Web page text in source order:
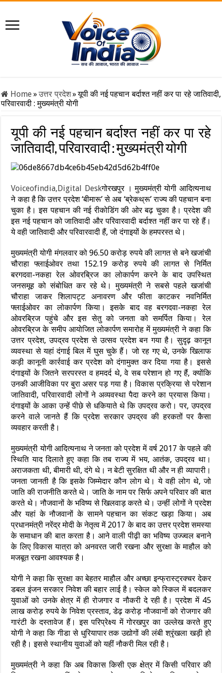
Home» उत्तर प्रदेश»यूपी की नई पहचान बर्दाश्त नहीं कर पा रहे जातिवादी,
परिवारवादी : मुख्यमंत्री योगी
यूपी की नई पहचान बर्दाश्त नहीं कर पा रहे
जातिवादी, परिवारवादी : मुख्यमंत्री योगी
Voiceofindia,Digital Deskगोरखपुर । मुख्यमंत्री योगी आदित्यनाथ
ने कहा है कि उत्तर प्रदेश ‘बीमारू’ से अब ‘ब्रेकथ्रू’ राज्य की पहचान बना
चुका है। इस पहचान की नई रीकोडिंग की ओर बढ़ चुका है। प्रदेश की
इस नई पहचान को जातिवादी और परिवारवादी बर्दाश्त नहीं कर पा रहे हैं।
ये वही जातिवादी और परिवारवादी हैं, जो दंगाइयों के हमपरस्त थे।
मुख्यमंत्री योगी मंगलवार को 96.50 करोड़ रुपये की लागत से बने खजांची
चौराहा फ्लाईओवर तथा 152.19 करोड़ रुपये की लागत से निर्मित
बरगदवा-नकहा रेल ओवरब्रिज का लोकार्पण करने के बाद उपस्थित
जनसमूह को संबोधित कर रहे थे। मुख्यमंत्री ने सबसे पहले खजांची
चौराहा जाकर शिलापट्ट अनावरण और फीता काटकर नवनिर्मित
फ्लाईओवर का लोकार्पण किया। इसके बाद वह बरगदवा-नकहा रेल
ओवरब्रिज पहुंचे और इस सेतु को जनता को समर्पित किया। रेल
ओवरब्रिज के समीप आयोजित लोकार्पण समारोह में मुख्यमंत्री ने कहा कि
उत्तर प्रदेश, उपद्रव प्रदेश से उत्सव प्रदेश बन गया है। सुदृढ़ कानून
व्यवस्था से यहां दंगाई बिल में घुस चुके हैं। जो रह गए थे, उनके खिलाफ
कड़ी कानूनी कार्रवाई कर प्रदेश को दंगामुक्त कर दिया गया है। इससे
दंगाइयों के जितने सरपरस्त व हमदर्द थे, वे सब परेशान हो गए हैं, क्योंकि
उनकी आजीविका पर बुरा असर पड़ गया है। विकास प्रक्रिया से परेशान
जातिवादी, परिवारवादी लोगों ने अव्यवस्था पैदा करने का प्रयास किया।
दंगाइयों के आका उन्हें पीछे से धकियाते थे कि उपद्रव करो। पर, उपद्रव
करने वाले जानते हैं कि प्रदेश सरकार उपद्रव की हरकतों पर कैसा
व्यवहार करती है।
मुख्यमंत्री योगी आदित्यनाथ ने जनता को प्रदेश में वर्ष 2017 के पहले की
स्थिति याद दिलाते हुए कहा कि तब राज्य में भय, आतंक, उपद्रव था।
अराजकता थी, बीमारी थी, दंगे थे। न बेटी सुरक्षित थी और न ही व्यापारी।
जनता जानती है कि इसके जिम्मेदार कौन लोग थे। ये वही लोग थे, जो
जाति की राजनीति करते थे। जाति के नाम पर सिर्फ अपने परिवार की बात
करते थे। नौजवानों के भविष्य से खिलवाड़ करते थे। उन्हीं लोगों ने प्रदेश
और यहां के नौजवानों के सामने पहचान का संकट खड़ा किया। अब
प्रधानमंत्री नरेंद्र मोदी के नेतृत्व में 2017 के बाद का उत्तर प्रदेश समस्या
के समाधान की बात करता है। आने वाली पीढ़ी का भविष्य उज्ज्वल बनाने
के लिए विकास यात्रा को अनवरत जारी रखना और सुरक्षा के माहौल को
मजबूत रखना आवश्यक है।
योगी ने कहा कि सुरक्षा का बेहतर माहौल और अच्छा इन्फ्रास्ट्रक्चर देकर
डबल इंजन सरकार निवेश की बहार लाई है। स्केल को स्किल में बदलकर
युवाओं को उनके क्षेत्र में ही रोजगार व नौकरी दे रही है। प्रदेश में 45
लाख करोड़ रुपये के निवेश प्रस्ताव, डेढ़ करोड़ नौजवानों को रोजगार की
गारंटी के दस्तावेज हैं। इस परिप्रेक्ष्य में गोरखपुर का उल्लेख करते हुए
योगी ने कहा कि गीडा से धुरियापार तक उद्योगों की लंबी श्रृंखला खड़ी हो
रही है। इससे स्थानीय युवाओं को यहीं नौकरी मिल रही है।
मुख्यमंत्री ने कहा कि अब विकास किसी एक क्षेत्र में किसी परिवार की